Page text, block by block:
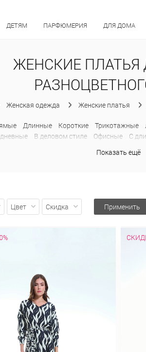
ДЕТЯМ ПАРФЮМЕРИЯ ДЛЯ ДОМА
ЖЕНСКИЕ ПЛАТЬЯ
Женская одежда Женские платья
Длинные Короткие Трикотажные
В деловом стиле Офисные С
Платья-рубашки С
Показать ещё
Цвет Скидка Применить